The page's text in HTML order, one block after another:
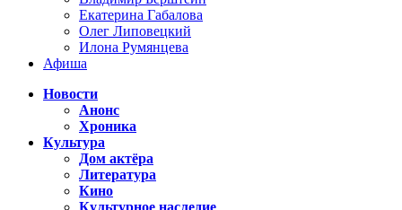
Екатерина Габалова
Олег Липовецкий
Илона Румянцева
Афиша
Новости
Анонс
Хроника
Культура
Дом актёра
Литература
Кино